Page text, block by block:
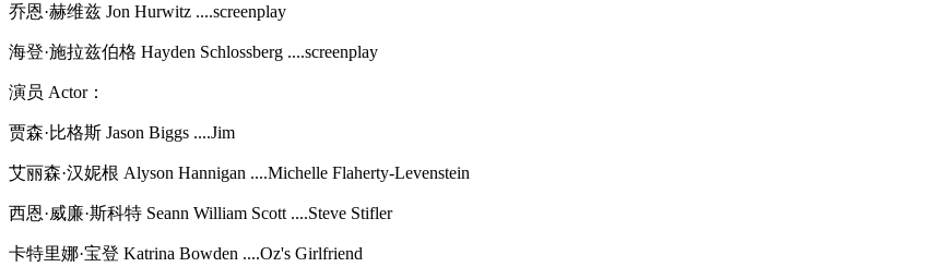
乔恩·赫维兹 Jon Hurwitz ....screenplay
海登·施拉兹伯格 Hayden Schlossberg ....screenplay
演员 Actor：
贾森·比格斯 Jason Biggs ....Jim
艾丽森·汉妮根 Alyson Hannigan ....Michelle Flaherty-Levenstein
西恩·威廉·斯科特 Seann William Scott ....Steve Stifler
卡特里娜·宝登 Katrina Bowden ....Oz's Girlfriend